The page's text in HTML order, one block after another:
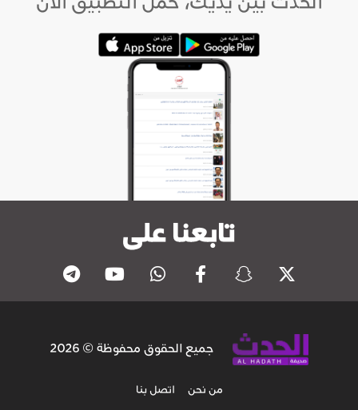
تابعنا على
جميع الحقوق محفوظة © 2026
من نحن اتصل بنا